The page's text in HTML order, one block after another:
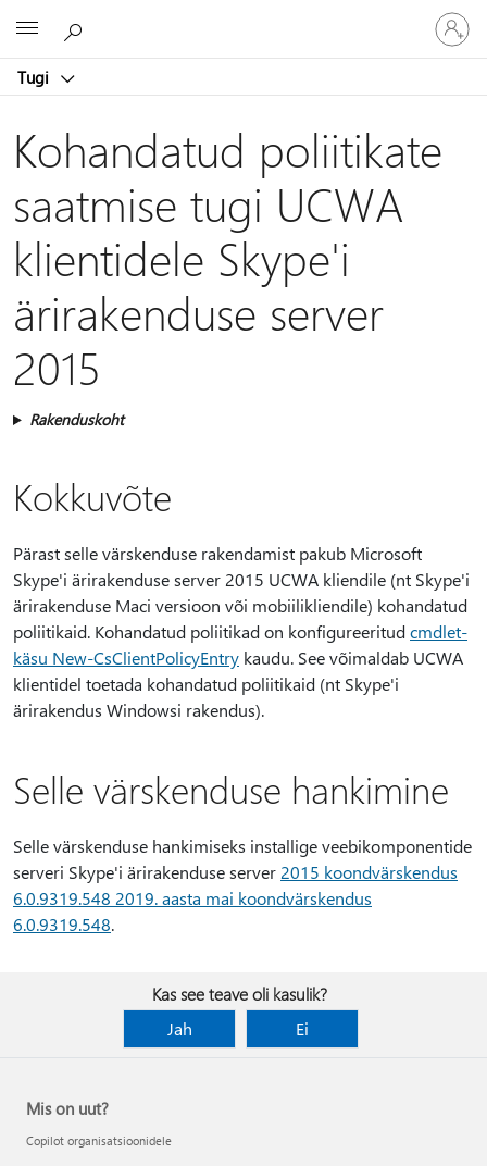
Tugi
Logige
sisse
oma
Kohandatud poliitikate
saatmise tugi UCWA
klientidele Skype'i
ärirakenduse server
2015
Rakenduskoht
Kokkuvõte
Pärast selle värskenduse rakendamist pakub Microsoft
Skype'i ärirakenduse server 2015 UCWA kliendile (nt Skype'i
ärirakenduse Maci versioon või mobiilikliendile) kohandatud
poliitikaid. Kohandatud poliitikad on konfigureeritudcmdlet-
käsu New-CsClientPolicyEntry kaudu. See võimaldab UCWA
klientidel toetada kohandatud poliitikaid (nt Skype'i
ärirakendus Windowsi rakendus).
Selle värskenduse hankimine
Selle värskenduse hankimiseks installige veebikomponentide
serveri Skype'i ärirakenduse server 2015 koondvärskendus
6.0.9319.548 2019. aasta mai koondvärskendus
6.0.9319.548.
Kas see teave oli kasulik?
Jah
Ei
Mis on uut?
Copilot organisatsioonidele